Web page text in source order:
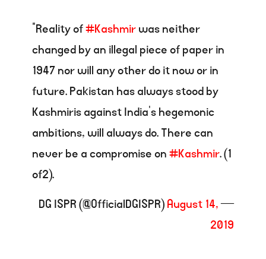
“Reality of#Kashmirwas neither
changed by an illegal piece of paper in
1947 nor will any other do it now or in
future. Pakistan has always stood by
Kashmiris against India’s hegemonic
ambitions, will always do. There can
never be a compromise on#Kashmir. (1
of2).
— DG ISPR (@OfficialDGISPR)
August 14,
2019